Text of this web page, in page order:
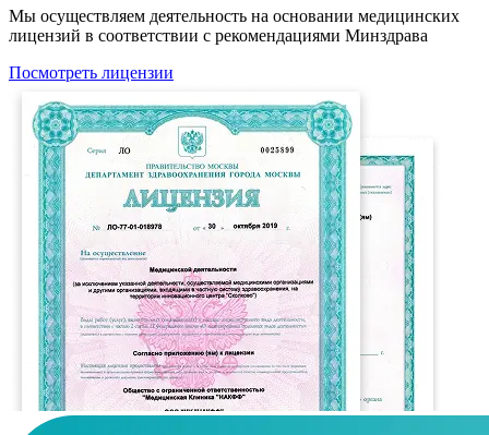
Мы осуществляем деятельность на основании медицинских
лицензий в соответствии с рекомендациями Минздрава
Посмотреть лицензии